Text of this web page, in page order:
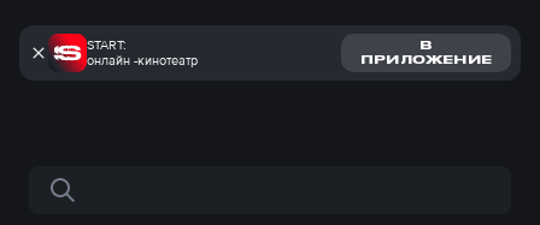
START:
онлайн -кинотеатр
В
ПРИЛОЖЕНИЕ
Поиск по сайту